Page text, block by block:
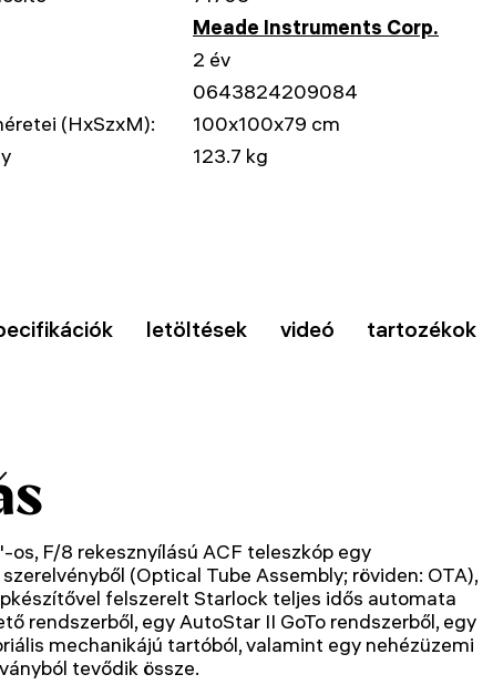
Meade Instruments Corp.
2 év
0643824209084
(HxSzxM):
100x100x79 cm
123.7 kg
letöltések videó tartozékok
os, F/8 rekesznyílású ACF teleszkóp egy
(Optical Tube Assembly; röviden: OTA),
felszerelt Starlock teljes idős automata
rendszerből, egy AutoStar II GoTo rendszerből, egy
mechanikájú tartóból, valamint egy nehézüzemi
tevődik össze.